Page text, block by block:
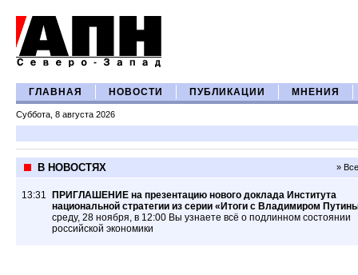
ГЛАВНАЯ НОВОСТИ ПУБЛИКАЦИИ МНЕНИЯ
Суббота, 8 августа 2026
В НОВОСТЯХ »
13:31
ПРИГЛАШЕНИЕ на презентацию нового доклада Института
национальной стратегии из серии «Итоги с Владимиром
среду, 28 ноября, в 12:00 Вы узнаете всё о подлинном состоянии
российской экономики